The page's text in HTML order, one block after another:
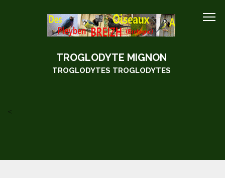
TROGLODYTE MIGNON
TROGLODYTES TROGLODYTES
<